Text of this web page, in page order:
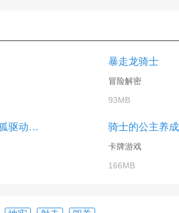
暴走龙骑士
冒险解密
93MB
假面骑士极狐驱动器模拟器 骑士的公主养成
卡牌游戏
166MB